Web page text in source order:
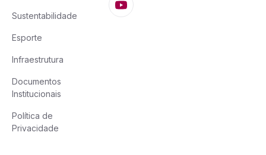
Sustentabilidade
Esporte
Infraestrutura
Documentos
Institucionais
Política de
Privacidade